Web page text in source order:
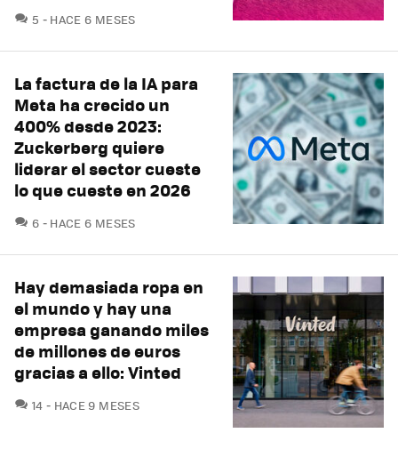
5 COMENTARIOS
HACE 6 MESES
La factura de la IA para
Meta ha crecido un
400% desde 2023:
Zuckerberg quiere
liderar el sector cueste
lo que cueste en 2026
6 COMENTARIOS
HACE 6 MESES
Hay demasiada ropa en
el mundo y hay una
empresa ganando miles
de millones de euros
gracias a ello: Vinted
14 COMENTARIOS
HACE 9 MESES